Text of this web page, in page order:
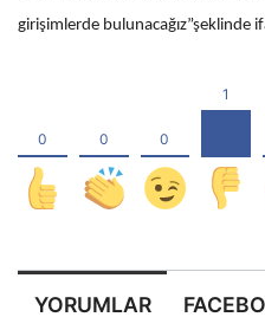
girişimlerde bulunacağız”şeklinde
YORUMLAR